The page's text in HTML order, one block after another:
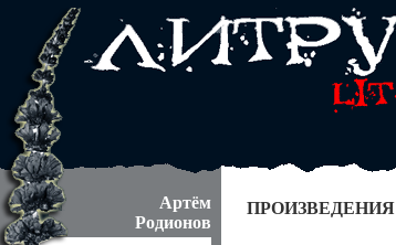
Артём
Родионов
ПРОИЗВЕДЕНИЯ